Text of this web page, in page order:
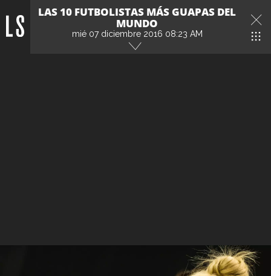
LAS 10 FUTBOLISTAS MÁS GUAPAS DEL
MUNDO
mié 07 diciembre 2016 08:23 AM